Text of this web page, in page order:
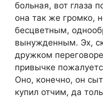
больная, вот глаза
она так же громко,
бесцветным,
вынужденным. Эх,
дружком
привычке
Оно, конечно, он
купил отчим, да